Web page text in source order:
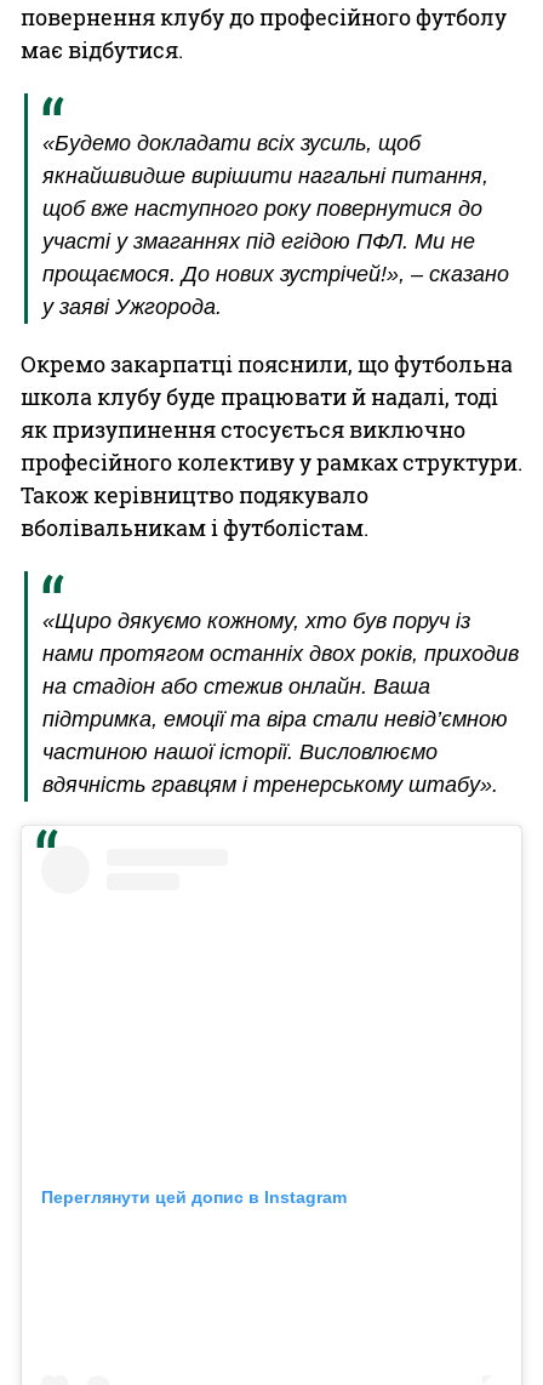
повернення клубу до професійного футболу
має відбутися.
«Будемо докладати всіх зусиль, щоб
якнайшвидше вирішити нагальні питання,
щоб вже наступного року повернутися до
участі у змаганнях під егідою ПФЛ. Ми не
прощаємося. До нових зустрічей!», – сказано
у заяві Ужгорода.
Окремо закарпатці пояснили, що футбольна
школа клубу буде працювати й надалі, тоді
як призупинення стосується виключно
професійного колективу у рамках структури.
Також керівництво подякувало
вболівальникам і футболістам.
«Щиро дякуємо кожному, хто був поруч із
нами протягом останніх двох років, приходив
на стадіон або стежив онлайн. Ваша
підтримка, емоції та віра стали невід’ємною
частиною нашої історії. Висловлюємо
вдячність гравцям і тренерському штабу».
Переглянути цей допис в Instagram